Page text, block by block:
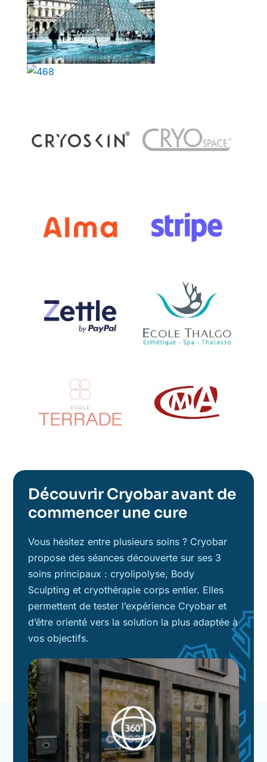
Découvrir Cryobar avant de
commencer une cure
Vous hésitez entre plusieurs soins ? Cryobar
propose des séances découverte sur ses 3
soins principaux : cryolipolyse, Body
Sculpting et cryothérapie corps entier. Elles
permettent de tester l’expérience Cryobar et
d’être orienté vers la solution la plus adaptée à
vos objectifs.